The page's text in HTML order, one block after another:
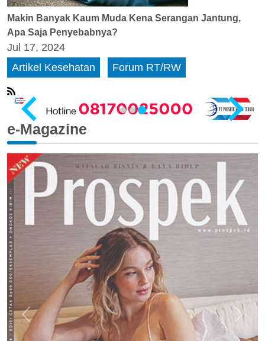
Makin Banyak Kaum Muda Kena Serangan Jantung,
Apa Saja Penyebabnya?
Jul 17, 2024
Artikel Kesehatan
Forum RT/RW
…
e-Magazine
Previous Next